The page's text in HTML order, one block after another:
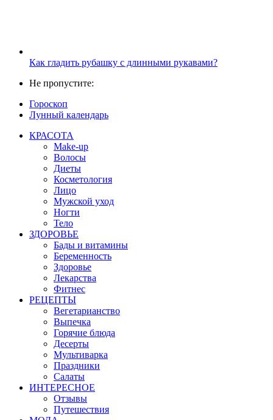
Как гладить рубашку с длинными рукавами?
Не пропустите:
Гороскоп
Лунный календарь
КРАСОТА
Make-up
Волосы
Диеты
Косметология
Лицо
Мужской уход
Ногти
Тело
ЗДОРОВЬЕ
Бады и витамины
Беременность
Здоровье
Лекарства
Фитнес
РЕЦЕПТЫ
Вегетарианство
Выпечка
Горячие блюда
Десерты
Мультиварка
Праздники
Салаты
ИНТЕРЕСНОЕ
Отзывы
Путешествия